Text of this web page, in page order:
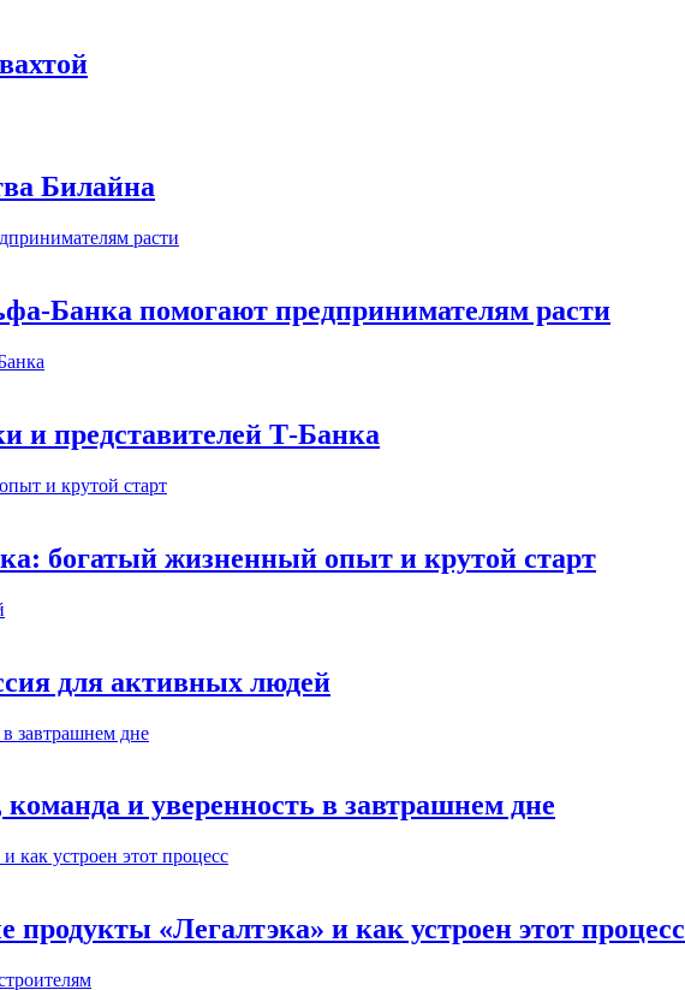
Билайна
Банка помогают предпринимателям расти
и представителей Т-Банка
богатый жизненный опыт и крутой старт
для активных людей
и уверенность в завтрашнем дне
«Легалтэка» и как устроен этот процесс